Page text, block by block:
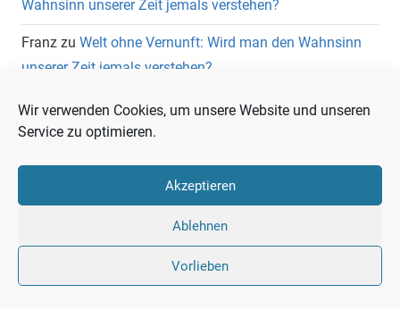
Wir verwenden Cookies, um unsere Website und unseren
Service zu optimieren.
Akzeptieren
Ablehnen
Vorlieben
Wahnsinn unserer Zeit jemals verstehen?
Franz zu Welt ohne Vernunft: Wird man den Wahnsinn
unserer Zeit jemals verstehen?
Wolfgang HeuerzuWelt ohne Vernunft: Wird man den
Wahnsinn unserer Zeit jemals verstehen?
LiberaleTwitterLinkedInFacebook
RSS